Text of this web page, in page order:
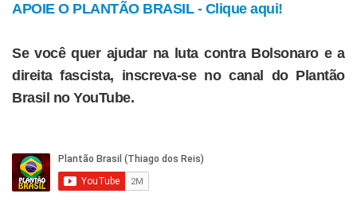
APOIE O PLANTÃO BRASIL - Clique aqui!
Se você quer ajudar na luta contra Bolsonaro e a
direita fascista, inscreva-se no canal do Plantão
Brasil no YouTube.